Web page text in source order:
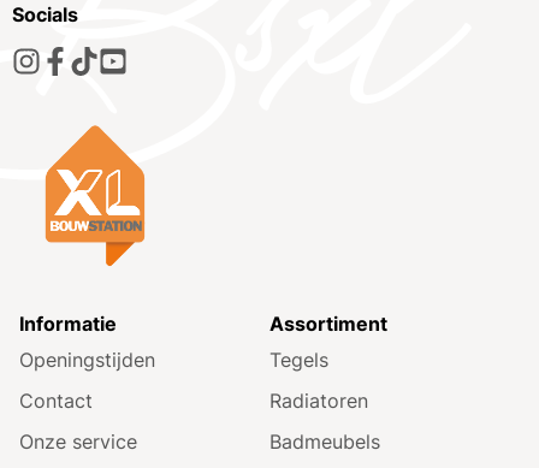
Socials
Informatie
Openingstijden
Contact
Onze service
Assortiment
Tegels
Radiatoren
Badmeubels